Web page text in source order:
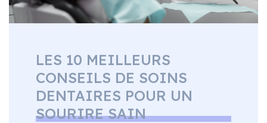
LES 10 MEILLEURS
CONSEILS DE SOINS
DENTAIRES POUR UN
SOURIRE SAIN